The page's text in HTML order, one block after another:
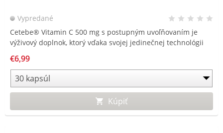
Vypredané
Cetebe® Vitamin C 500 mg s postupným uvoľňovaním je
výživový doplnok, ktorý vďaka svojej jedinečnej technológii
organizmus vitamínom C po celý deň.
€6,99
Kúpiť